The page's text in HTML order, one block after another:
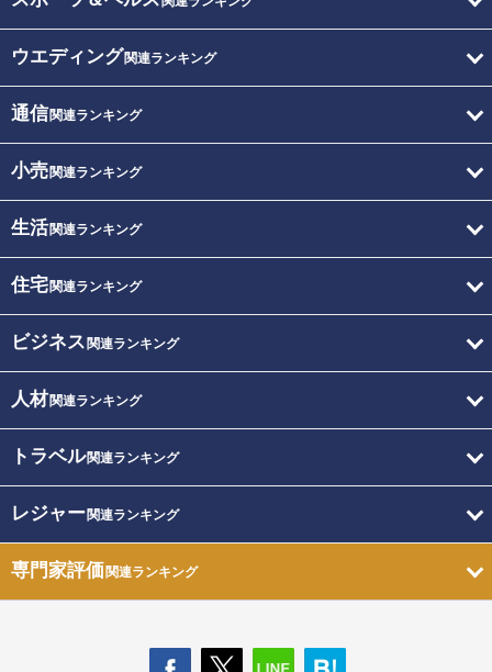
ウエディング関連ランキング
通信関連ランキング
小売関連ランキング
生活関連ランキング
住宅関連ランキング
ビジネス 関連ランキング
人材関連ランキング
トラベル関連ランキング
レジャー関連ランキング
専門家評価関連ランキング